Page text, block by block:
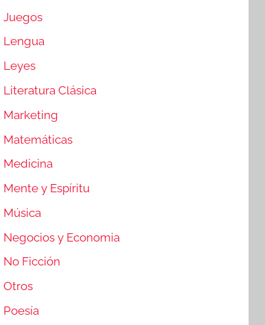
Juegos
Lengua
Leyes
Literatura Clásica
Marketing
Matemáticas
Medicina
Mente y Espíritu
Música
Negocios y Economia
No Ficción
Otros
Poesía